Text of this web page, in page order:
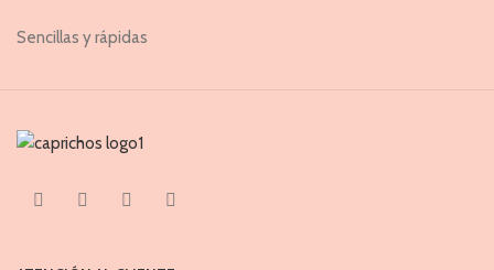
Sencillas y rápidas